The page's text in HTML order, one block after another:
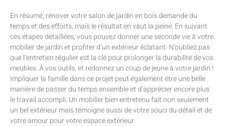
En résumé, rénover votre salon de jardin en bois demande du
temps et des efforts, mais le résultat en vaut la peine. En suivant
ces étapes détaillées, vous pouvez donner une seconde vie à votre
mobilier de jardin et profiter d’un extérieur éclatant. N’oubliez pas
que l’entretien régulier est la clé pour prolonger la durabilité de vos
meubles. À vos outils, et redonnez un coup de jeune à votre jardin !
Impliquer la famille dans ce projet peut également être une belle
manière de passer du temps ensemble et d’apprécier encore plus
le travail accompli. Un mobilier bien entretenu fait non seulement
un bel extérieur mais témoigne aussi de votre souci du détail et de
votre amour pour votre espace extérieur.